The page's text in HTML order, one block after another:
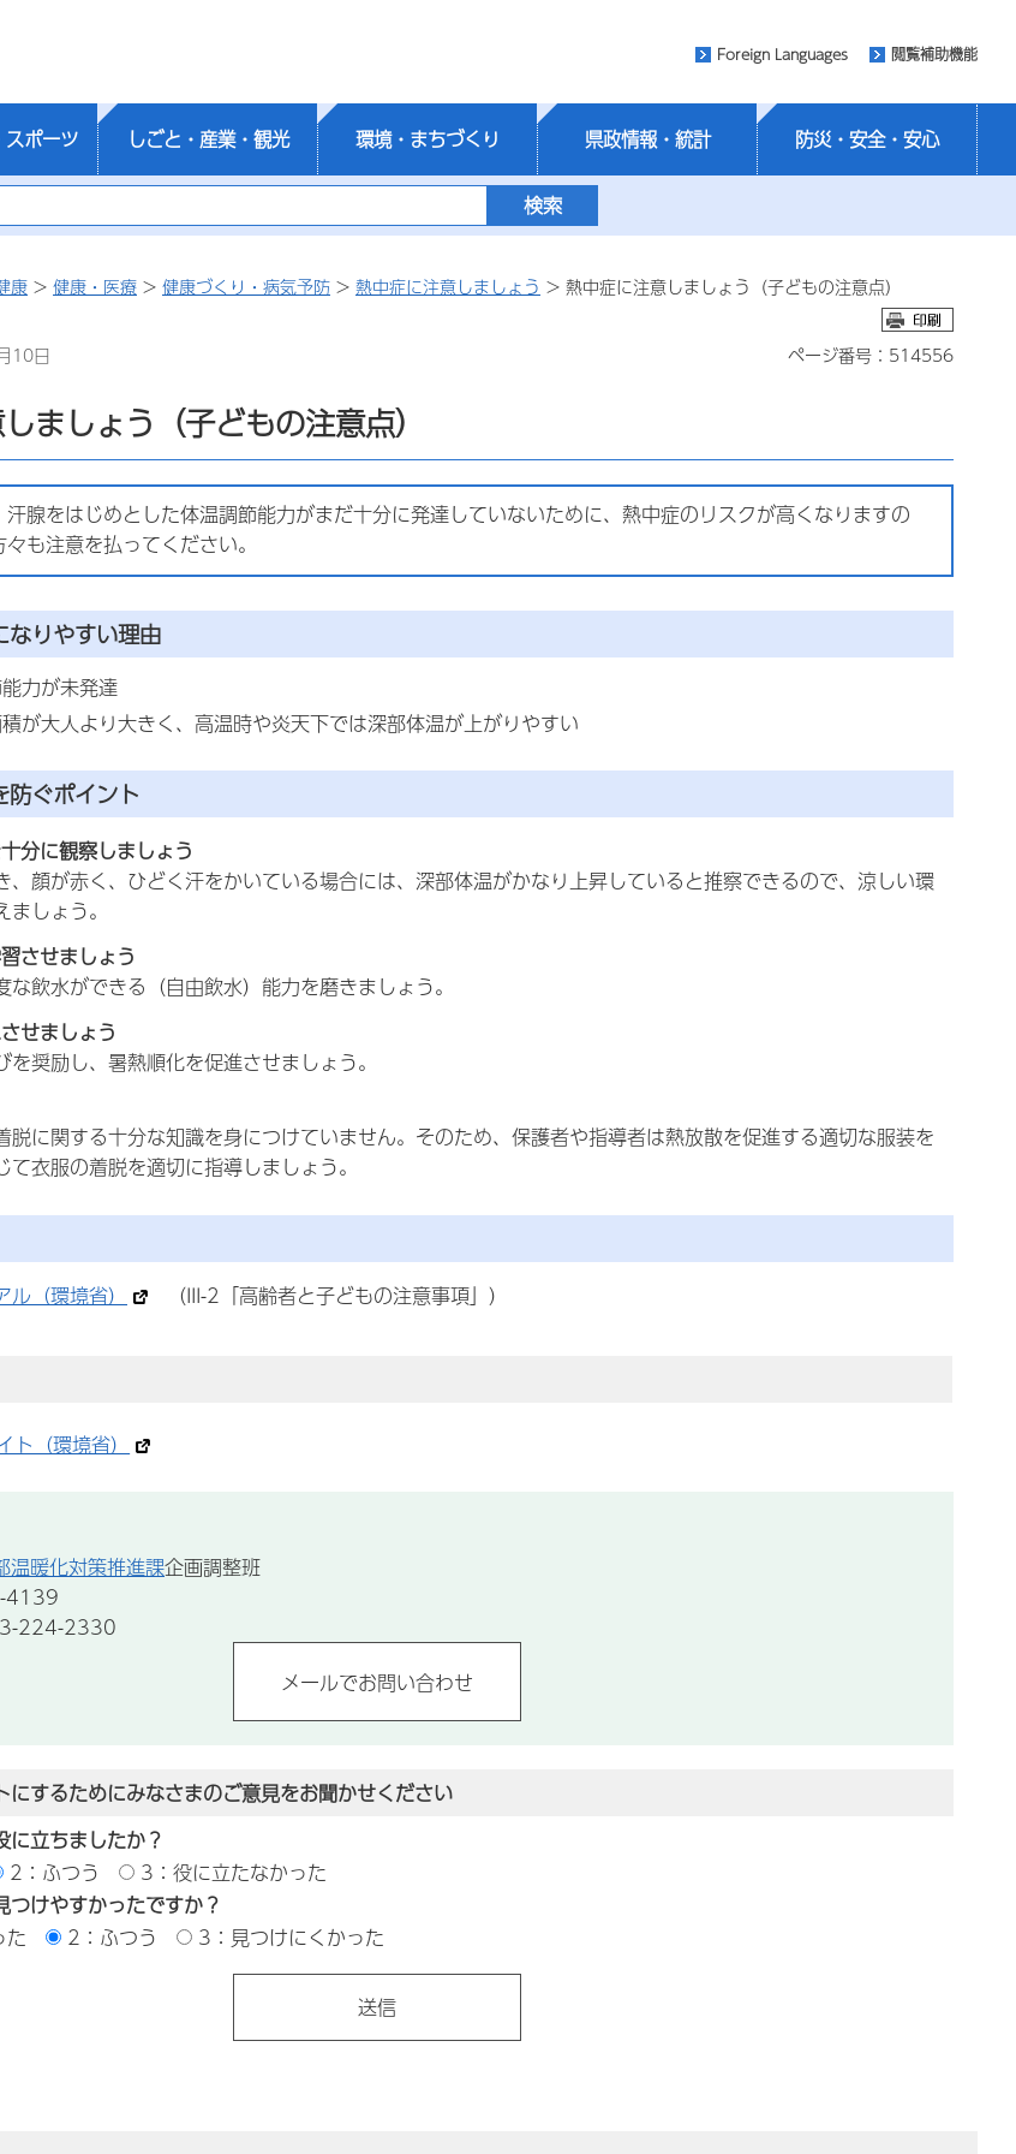
Foreign Languages 閲覧補助機能
ポーツ しごと・産業・観光 環境・まちづくり 県政情報・統計 防災・安全・安心
康 > 健康・医療 > 健康づくり・病気予防 > 熱中症に注意しましょう > 熱中症に注意しましょう（子どもの注意点）
10日 ページ番号：514556
ましょう（子どもの注意点）
腺をはじめとした体温調節能力がまだ十分に発達していないために、熱中症のリスクが高くなりますの
も注意を払ってください。
なりやすい理由
力が未発達
が大人より大きく、高温時や炎天下では深部体温が上がりやすい
ぐポイント
分に観察しましょう
、顔が赤く、ひどく汗をかいている場合には、深部体温がかなり上昇していると推察できるので、涼しい環
しょう。
させましょう
な飲水ができる（自由飲水）能力を磨きましょう。
せましょう
奨励し、暑熱順化を促進させましょう。
脱に関する十分な知識を身につけていません。そのため、保護者や指導者は熱放散を促進する適切な服装を
衣服の着脱を適切に指導しましょう。
（環境省） （III-2「高齢者と子どもの注意事項」）
（環境省）
温暖化対策推進課企画調整班
4139
224-2330
にするためにみなさまのご意見をお聞かせください
に立ちましたか？
2：ふつう
3：役に立たなかった
つけやすかったですか？
た
2：ふつう 3：見つけにくかった